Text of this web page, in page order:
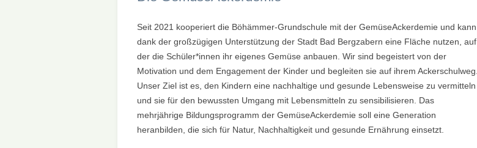
BILINGUALES LERNEN
NEUBAU UND SANIERUNG
UNSERER SCHULE
Seit 2021 kooperiert die Böhämmer-Grundschule mit der GemüseAckerdemie und kann
dank der großzügigen Unterstützung der Stadt Bad Bergzabern eine Fläche nutzen, auf
der die Schüler*innen ihr eigenes Gemüse anbauen. Wir sind begeistert von der
Motivation und dem Engagement der Kinder und begleiten sie auf ihrem Ackerschulweg.
Unser Ziel ist es, den Kindern eine nachhaltige und gesunde Lebensweise zu vermitteln
und sie für den bewussten Umgang mit Lebensmitteln zu sensibilisieren. Das
mehrjährige Bildungsprogramm der GemüseAckerdemie soll eine Generation
heranbilden, die sich für Natur, Nachhaltigkeit und gesunde Ernährung einsetzt.